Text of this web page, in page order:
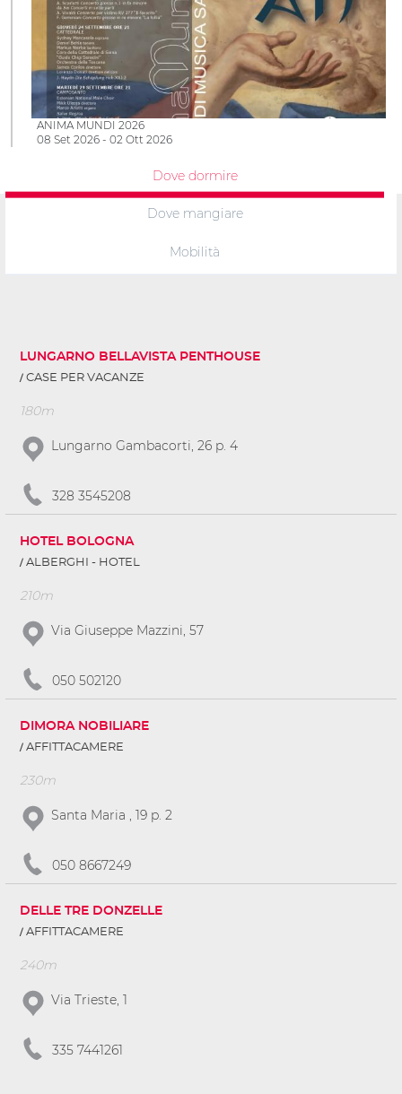
ANIMA MUNDI 2026
08 Set 2026 - 02 Ott 2026
Dove dormire
Dove mangiare
Mobilità
LUNGARNO BELLAVISTA PENTHOUSE
CASE PER VACANZE
180m
Lungarno Gambacorti, 26 p. 4
328 3545208
HOTEL BOLOGNA
ALBERGHI - HOTEL
210m
Via Giuseppe Mazzini, 57
050 502120
DIMORA NOBILIARE
AFFITTACAMERE
230m
Santa Maria , 19 p. 2
050 8667249
DELLE TRE DONZELLE
AFFITTACAMERE
240m
Via Trieste, 1
335 7441261